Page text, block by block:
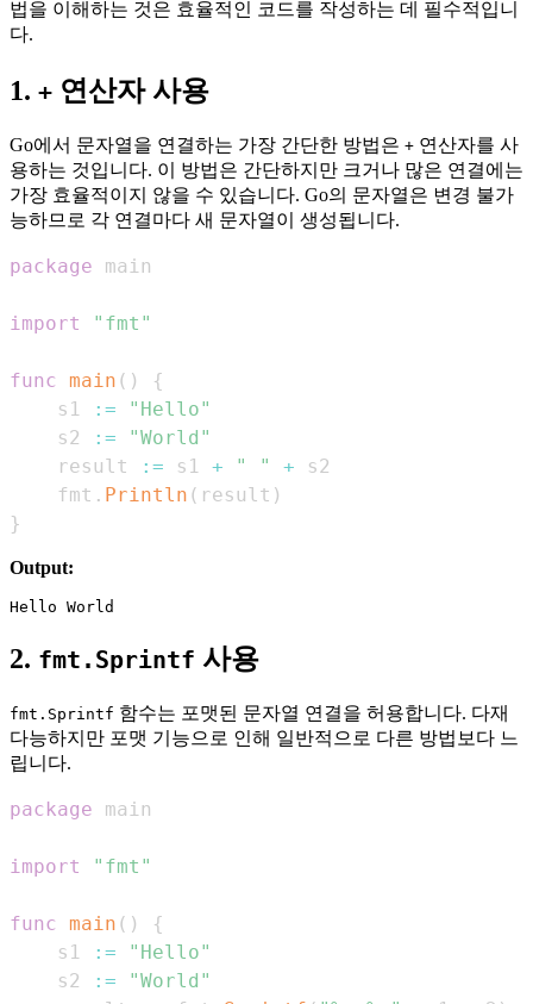
법을 이해하는 것은 효율적인 코드를 작성하는 데 필수적입니
다.
1. + 연산자 사용
Go에서 문자열을 연결하는 가장 간단한 방법은 + 연산자를 사
용하는 것입니다. 이 방법은 간단하지만 크거나 많은 연결에는
가장 효율적이지 않을 수 있습니다. Go의 문자열은 변경 불가
능하므로 각 연결마다 새 문자열이 생성됩니다.
package
import "fmt"
func main ( )
{
    s1
:=
"Hello"
    s2
:=
"World"
    result
:= s1 + " " +
    fmt
. Println ( result )
}
Output:
2. fmt.Sprintf 사용
fmt.Sprintf 함수는 포맷된 문자열 연결을 허용합니다. 다재
다능하지만 포맷 기능으로 인해 일반적으로 다른 방법보다 느
립니다.
package
import "fmt"
func main ( )
{
    s1
:=
"Hello"
    s2
:=
"World"